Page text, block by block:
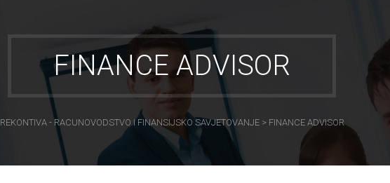
FINANCE ADVISOR
REKONTIVA - RACUNOVODSTVO I FINANSIJSKO SAVJETOVANJE> FINANCE ADVISOR